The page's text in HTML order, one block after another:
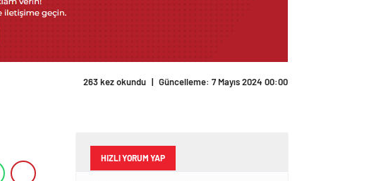
263 kez okundu | Güncelleme: 7 Mayıs 2024 00:00
HIZLI YORUM YAP